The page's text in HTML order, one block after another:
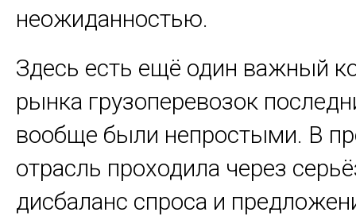
неожиданностью.
Здесь есть ещё один важный
рынка грузоперевозок
вообще были непростыми. В
отрасль проходила через
дисбаланс спроса и